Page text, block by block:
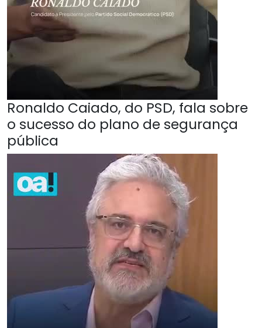
Ronaldo Caiado, do PSD, fala sobre
o sucesso do plano de segurança
pública